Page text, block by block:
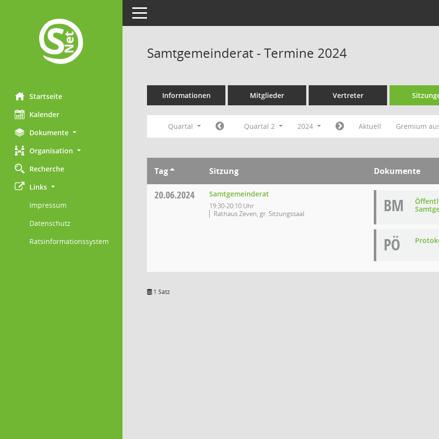
Startseite
Kalender
Dokumente
Organisation
Recherche
Links
Impressum
Datenschutz
Ratsinformationssystem
Toggle navigation
Samtgemeinderat - Termine 2024
Informationen Mitglieder Vertreter
Quartal Quartal 2 2024 Aktuell Gremium
Tag Sitzung Dokumente
20.06.2024 Samtgemeinderat
19:30-20:10 Uhr
Rathaus Zeven, gr. Sitzungssaal
BM
PÖ
1 Satz